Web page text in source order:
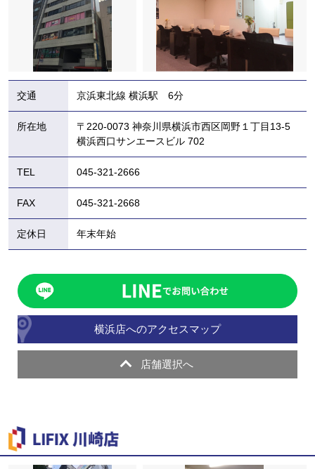
交通 京浜東北線 横浜駅 6分
所在地
〒220-0073 神奈川県横浜市西区岡野１丁目13-5
横浜西口サンエースビル 702
TEL 045-321-2666
FAX 045-321-2668
定休日 年末年始
横浜店へのアクセスマップ
店舗選択へ